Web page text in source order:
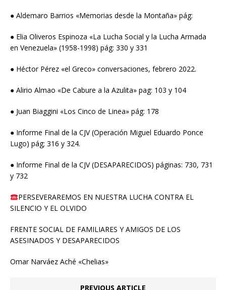
● Aldemaro Barrios «Memorias desde la Montaña» pág:
● Elia Oliveros Espinoza «La Lucha Social y la Lucha Armada
en Venezuela» (1958-1998) pág: 330 y 331
● Héctor Pérez «el Greco» conversaciones, febrero 2022.
● Alirio Almao «De Cabure a la Azulita» pag: 103 y 104
● Juan Biaggini «Los Cinco de Linea» pág: 178
● Informe Final de la CJV (Operación Miguel Eduardo Ponce
Lugo) pág; 316 y 324.
● Informe Final de la CJV (DESAPARECIDOS) páginas: 730, 731
y 732
PERSEVERAREMOS EN NUESTRA LUCHA CONTRA EL
SILENCIO Y EL OLVIDO
FRENTE SOCIAL DE FAMILIARES Y AMIGOS DE LOS
ASESINADOS Y DESAPARECIDOS
Omar Narváez Aché «Chelias»
PREVIOUS ARTICLE